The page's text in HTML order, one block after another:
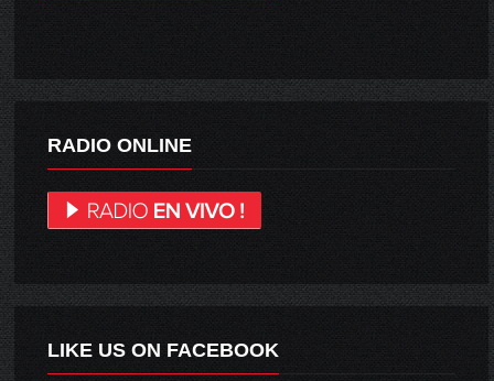
RADIO ONLINE
LIKE US ON FACEBOOK